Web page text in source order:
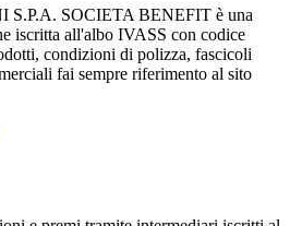
SOCIETA BENEFIT è una
iscritta all'albo IVASS con codice
condizioni di polizza, fascicoli
fai sempre riferimento al sito